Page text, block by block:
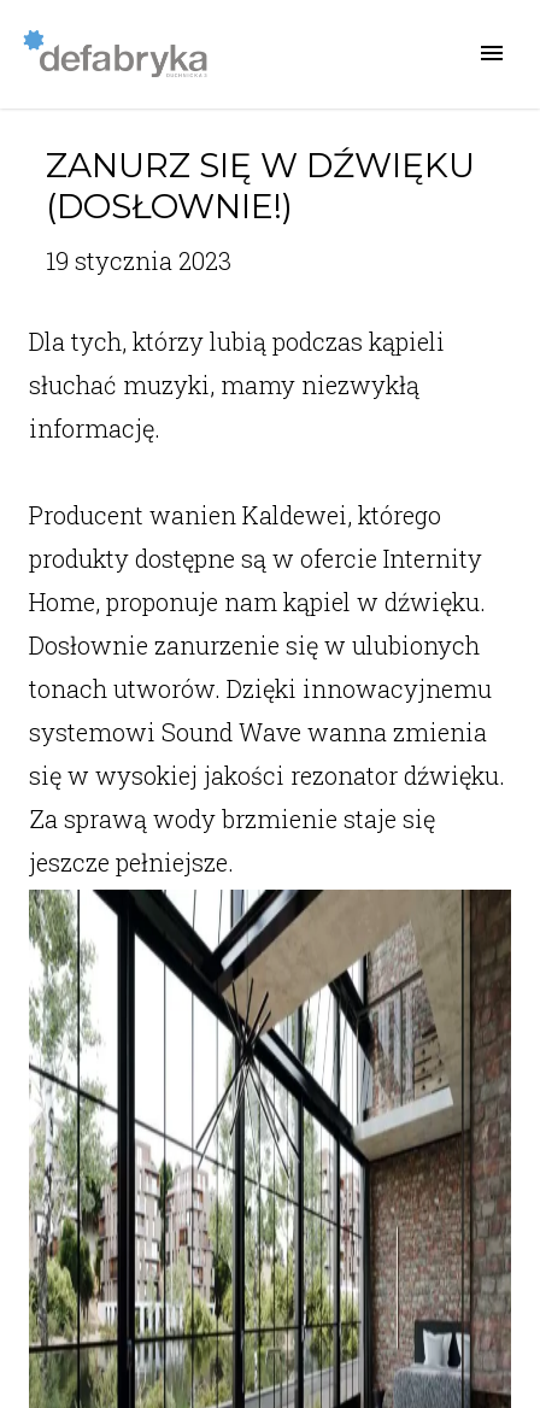
ZANURZ SIĘ W DŹWIĘKU
(DOSŁOWNIE!)
19 stycznia 2023
Dla tych, którzy lubią podczas kąpieli
słuchać muzyki, mamy niezwykłą
informację.
Producent wanien Kaldewei, którego
produkty dostępne są w ofercie Internity
Home, proponuje nam kąpiel w dźwięku.
Dosłownie zanurzenie się w ulubionych
tonach utworów. Dzięki innowacyjnemu
systemowi Sound Wave wanna zmienia
się w wysokiej jakości rezonator dźwięku.
Za sprawą wody brzmienie staje się
jeszcze pełniejsze.